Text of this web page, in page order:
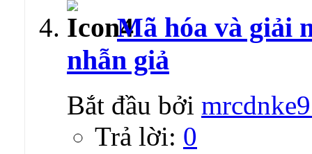
Mã hóa và giải
nhẫn giả
Bắt đầu bởi
Trả lời: 0